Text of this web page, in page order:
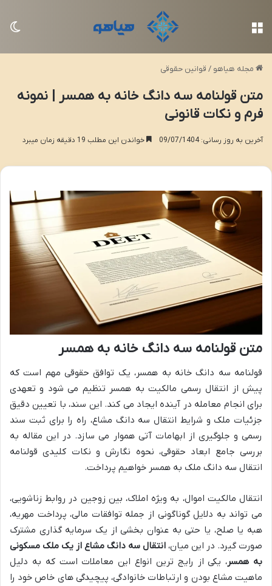
مجله هیاهو / قوانین حقوقی
متن قولنامه سه دانگ خانه به همسر | نمونه
فرم و نکات قانونی
آخرین به روز رسانی: 09/07/1404 خواندن این مطلب 19 دقیقه زمان میبرد
متن قولنامه سه دانگ خانه به همسر
قولنامه سه دانگ خانه به همسر، یک توافق حقوقی مهم است که
پیش از انتقال رسمی مالکیت به همسر تنظیم می شود و تعهدی
برای انجام معامله در آینده ایجاد می کند. این سند، با تعیین دقیق
جزئیات ملک و شرایط انتقال سه دانگ مشاع، راه را برای ثبت سند
رسمی و جلوگیری از ابهامات آتی هموار می سازد. در این مقاله به
بررسی جامع ابعاد حقوقی، نحوه نگارش و نکات کلیدی قولنامه
انتقال سه دانگ ملک به همسر خواهیم پرداخت.
انتقال مالکیت اموال، به ویژه املاک، بین زوجین در روابط زناشویی،
می تواند به دلایل گوناگونی از جمله توافقات مالی، پرداخت مهریه،
هبه یا صلح، یا حتی به عنوان بخشی از یک سرمایه گذاری مشترک
صورت گیرد. در این میان، انتقال سه دانگ مشاع از یک ملک مسکونی
به همسر، یکی از رایج ترین انواع این معاملات است که به دلیل
ماهیت مشاع بودن و ارتباطات خانوادگی، پیچیدگی های خاص خود را